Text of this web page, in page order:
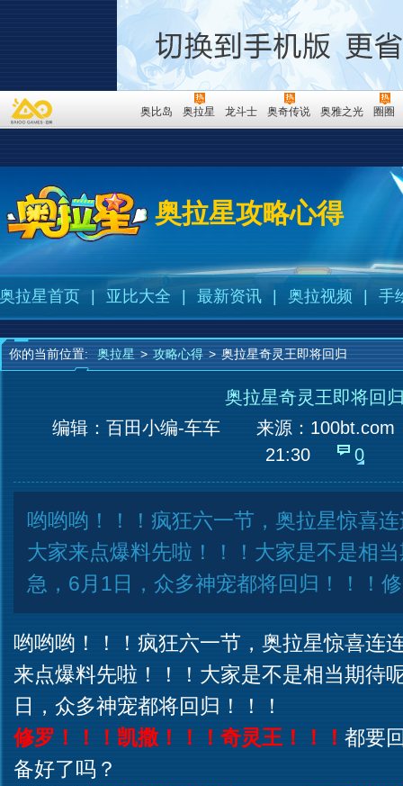
奥比岛 奥拉星 龙斗士 奥奇传说 奥雅之光 圈圈
奥拉星攻略心得
奥拉星首页 亚比大全 最新资讯 奥拉视频 手
你的当前位置: 奥拉星 > 攻略心得 > 奥拉星奇灵王即将回归
奥拉星奇灵王即将回
编辑：百田小编-车车
来源： 100bt.com
21:30
0
哟哟哟！！！疯狂六一节，奥拉星惊喜
大家来点爆料先啦！！！大家是不是相
急，6月1日，众多神宠都将回归！！！
哟哟哟！！！疯狂六一节，奥拉星惊喜连
来点爆料先啦！！！大家是不是相当期待
日，众多神宠都将回归！！！
修罗！！！凯撒！！！奇灵王！！！ 都要
备好了吗？